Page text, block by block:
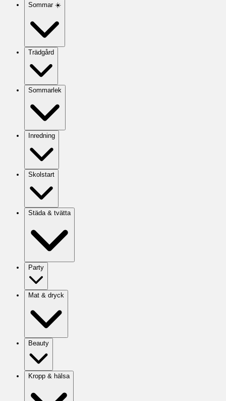
Sommar ☀️
Trädgård
Sommarlek
Inredning
Skolstart
Städa & tvätta
Party
Mat & dryck
Beauty
Kropp & hälsa